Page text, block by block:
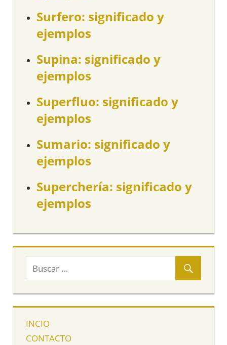
Surfero: significado y
ejemplos
Supina: significado y
ejemplos
Superfluo: significado y
ejemplos
Sumario: significado y
ejemplos
Superchería: significado y
ejemplos
INCIO
CONTACTO